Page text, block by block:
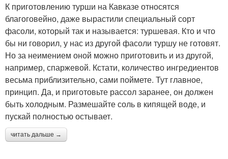
К приготовлению турши на Кавказе относятся
благоговейно, даже вырастили специальный сорт
фасоли, который так и называется: туршевая. Кто и что
бы ни говорил, у нас из другой фасоли туршу не готовят.
Но за неимением оной можно приготовить и из другой,
например, спаржевой. Кстати, количество ингредиентов
весьма приблизительно, сами поймете. Тут главное,
принцип. Да, и приготовьте рассол заранее, он должен
быть холодным. Размешайте соль в кипящей воде, и
пускай полностью остывает.
читать дальше →